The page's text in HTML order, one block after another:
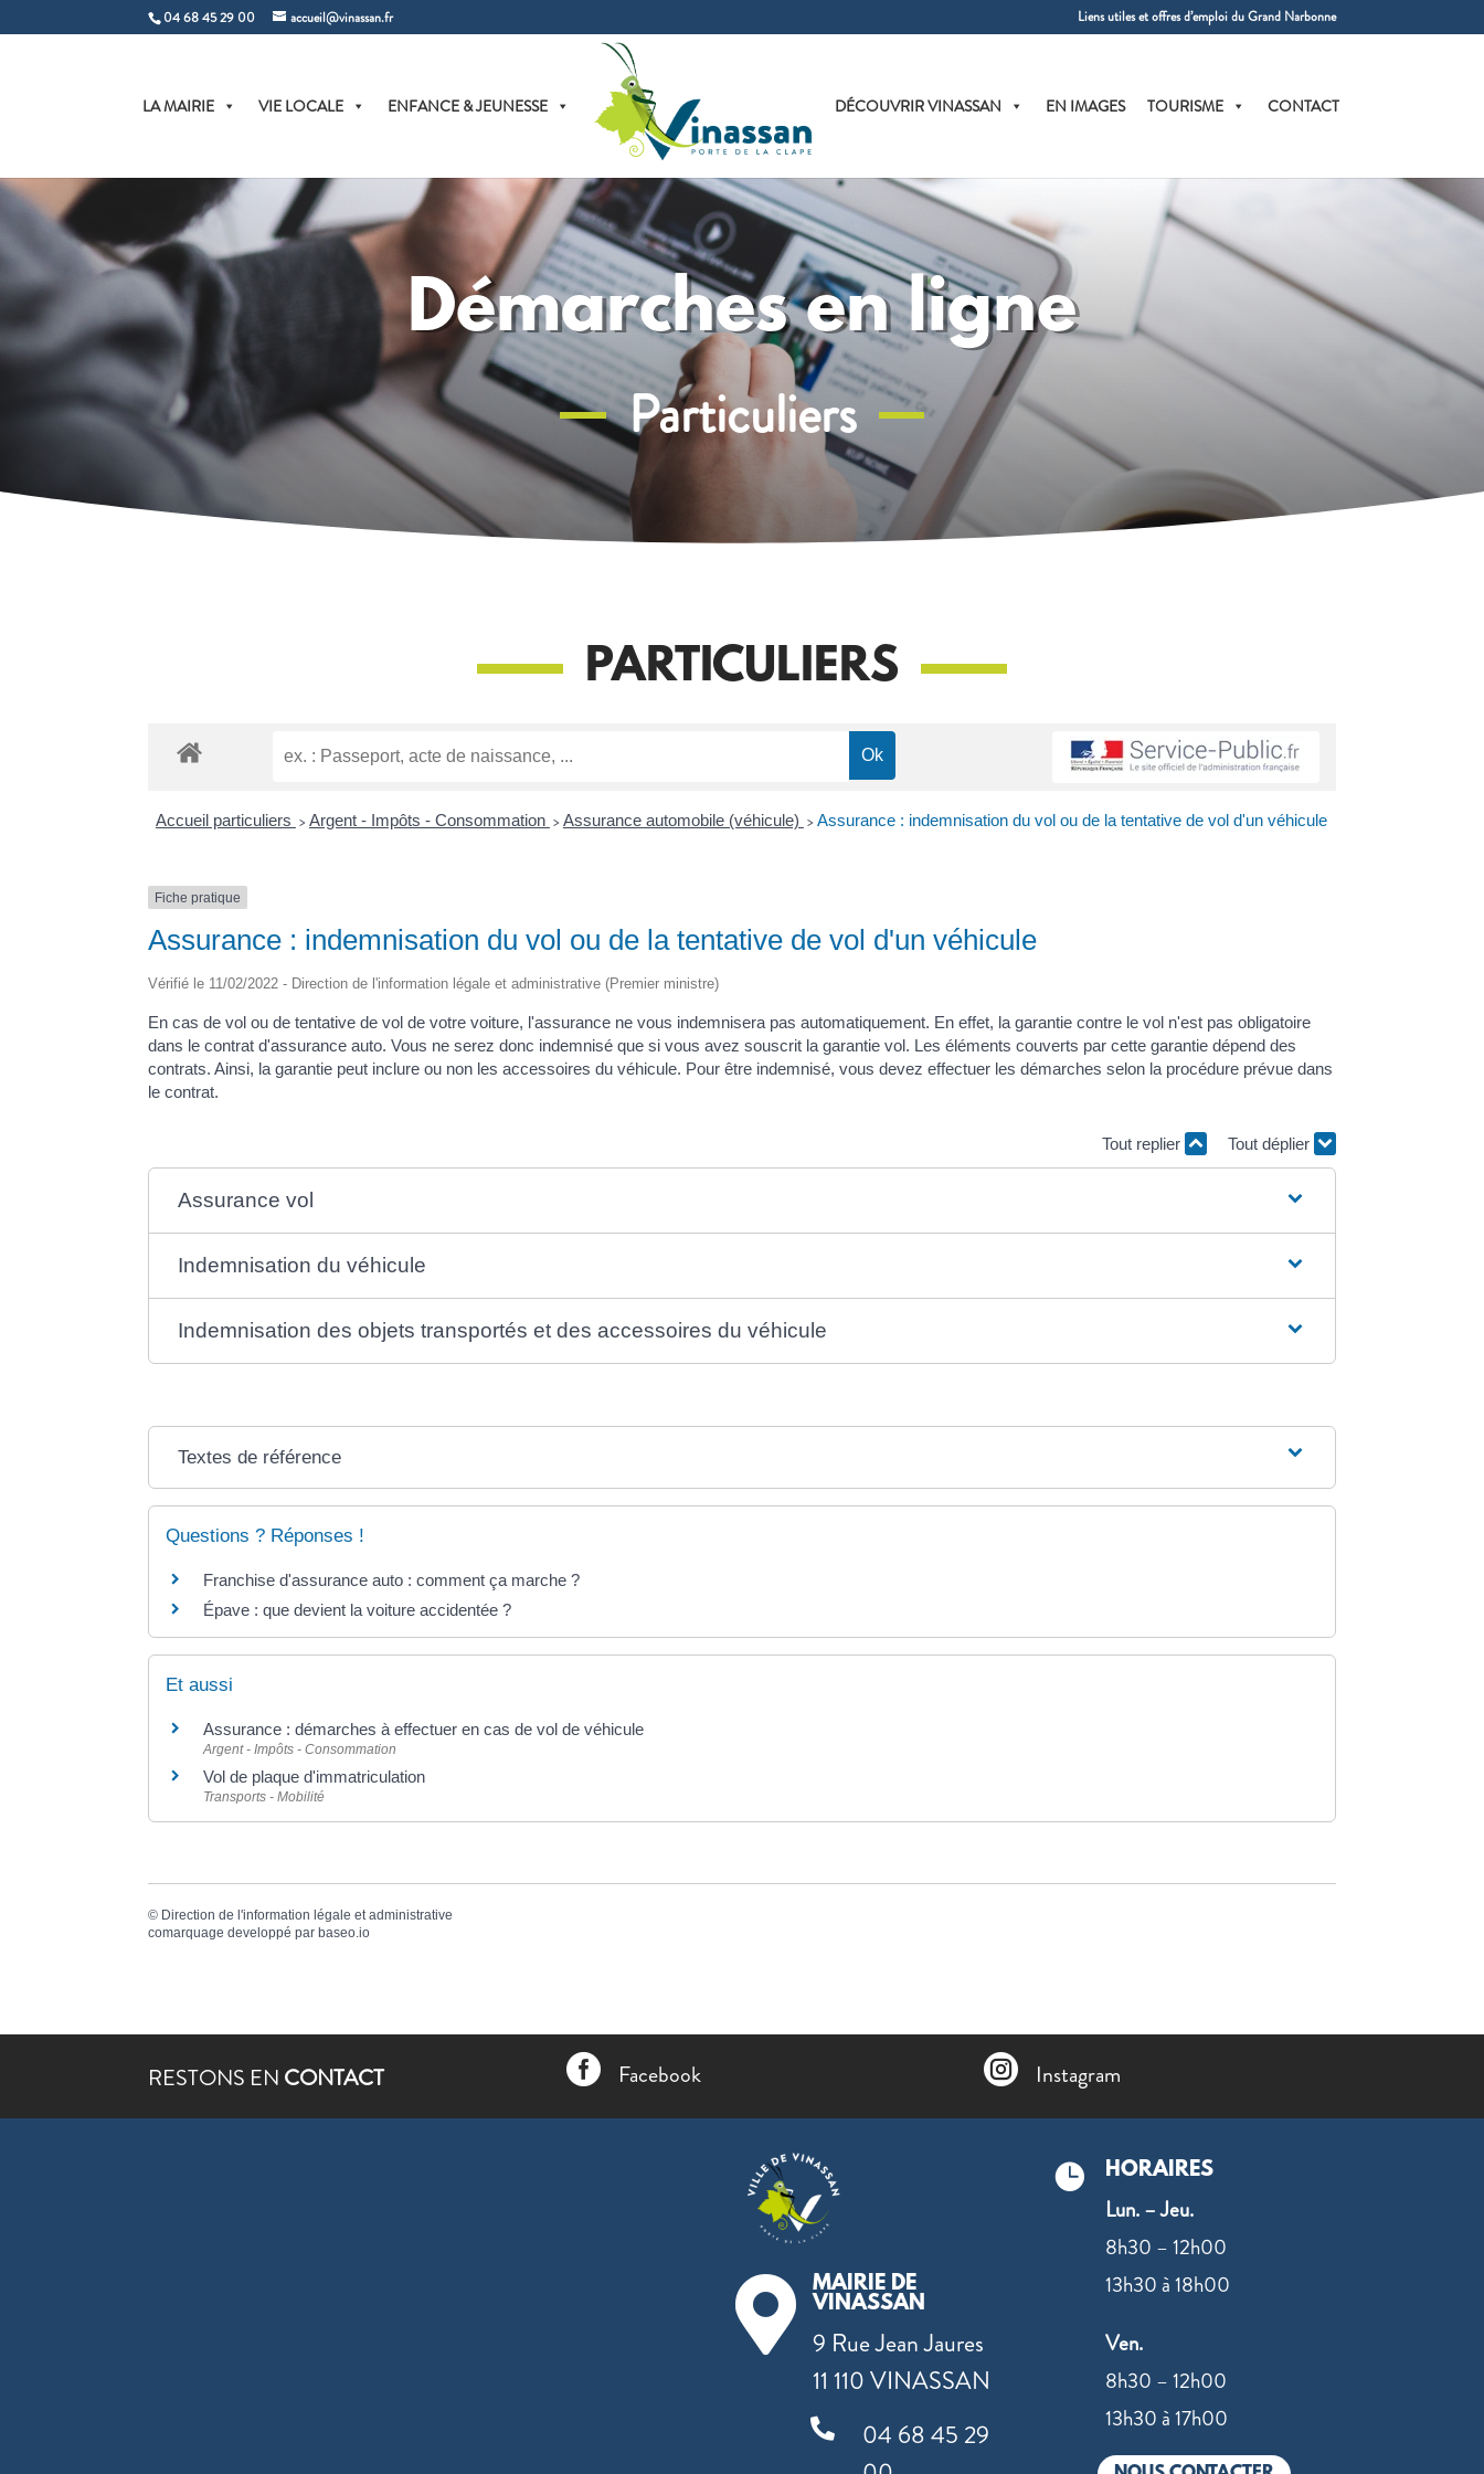
04 68 45 29 00 accueil@vinassan.fr Liens utiles et offres d’emploi du Grand Narbonne
LA MAIRIE VIE LOCALE ENFANCE & JEUNESSE DÉCOUVRIR VINASSAN EN IMAGES TOURISME CONTACT
Démarches en ligne
Particuliers
PARTICULIERS
Accueil particuliers > Argent - Impôts - Consommation > Assurance automobile (véhicule) > Assurance : indemnisation du vol ou de la tentative de vol d'un véhicule
Fiche pratique
Assurance : indemnisation du vol ou de la tentative de vol d'un véhicule
Vérifié le 11/02/2022 - Direction de l'information légale et administrative (Premier ministre)
En cas de vol ou de tentative de vol de votre voiture, l'assurance ne vous indemnisera pas automatiquement. En effet, la garantie contre le vol n'est pas obligatoire
dans le contrat d'assurance auto. Vous ne serez donc indemnisé que si vous avez souscrit la garantie vol. Les éléments couverts par cette garantie dépend des
contrats. Ainsi, la garantie peut inclure ou non les accessoires du véhicule. Pour être indemnisé, vous devez effectuer les démarches selon la procédure prévue dans
le contrat.
Tout replier Tout déplier
Assurance vol
Indemnisation du véhicule
Indemnisation des objets transportés et des accessoires du véhicule
Textes de référence
Questions ? Réponses !
Franchise d'assurance auto : comment ça marche ?
Épave : que devient la voiture accidentée ?
Et aussi
Assurance : démarches à effectuer en cas de vol de véhicule
Argent - Impôts - Consommation
Vol de plaque d'immatriculation
Transports - Mobilité
© Direction de l'information légale et administrative
comarquage developpé par baseo.io
RESTONS EN CONTACT  Facebook  Instagram

MAIRIE DE
VINASSAN
9 Rue Jean Jaures
11 110 VINASSAN

04 68 45 29
 HORAIRES
Lun. – Jeu.
8h30 – 12h00
13h30 à 18h00
Ven.
8h30 – 12h00
13h30 à 17h00